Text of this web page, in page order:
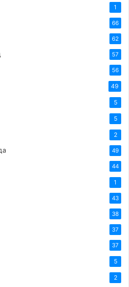
1
66
62
57
56
49
5
5
2
49
44
1
43
38
37
37
5
2